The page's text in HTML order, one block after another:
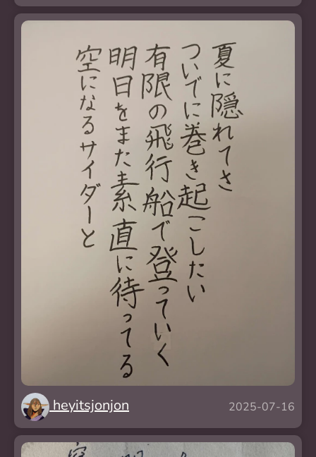
heyitsjonjon 2025-07-16